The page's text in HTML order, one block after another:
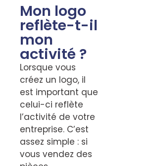
Mon logo
reflète-t-il
mon
activité ?
Lorsque vous
créez un logo, il
est important que
celui-ci reflète
l’activité de votre
entreprise. C’est
assez simple : si
vous vendez des